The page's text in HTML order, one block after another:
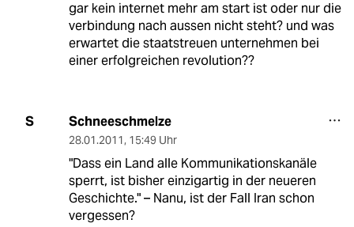
gar kein internet mehr am start ist oder nur die
verbindung nach aussen nicht steht? und was
erwartet die staatstreuen unternehmen bei
einer erfolgreichen revolution??
S Schneeschmelze
28.01.2011, 15:49 Uhr
"Dass ein Land alle Kommunikationskanäle
sperrt, ist bisher einzigartig in der neueren
Geschichte." – Nanu, ist der Fall Iran schon
vergessen?